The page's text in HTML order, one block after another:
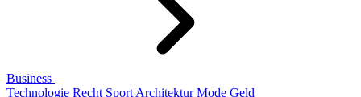
Business
Technologie Recht Sport Architektur Mode Geld